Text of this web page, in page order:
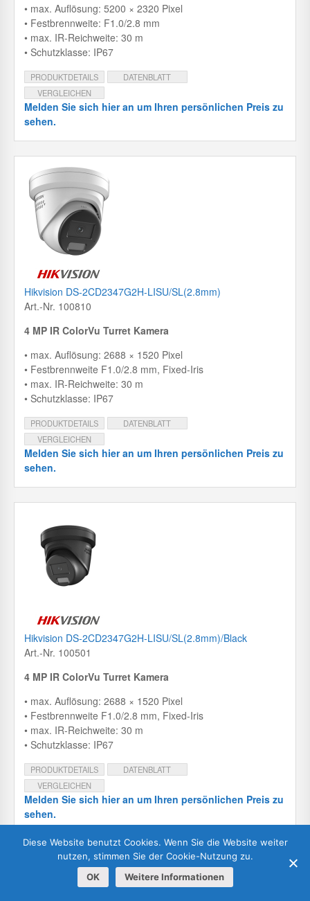
• max. Auflösung: 5200 × 2320 Pixel
• Festbrennweite: F1.0/2.8 mm
• max. IR-Reichweite: 30 m
• Schutzklasse: IP67
PRODUKTDETAILS
DATENBLATT
VERGLEICHEN
Melden Sie sich hier an um Ihren persönlichen Preis zu
sehen.
Hikvision DS-2CD2347G2H-LISU/SL(2.8mm)
Art.-Nr. 100810
4 MP IR ColorVu Turret Kamera
• max. Auflösung: 2688 × 1520 Pixel
• Festbrennweite F1.0/2.8 mm, Fixed-Iris
• max. IR-Reichweite: 30 m
• Schutzklasse: IP67
PRODUKTDETAILS
DATENBLATT
VERGLEICHEN
Melden Sie sich hier an um Ihren persönlichen Preis zu
sehen.
Hikvision DS-2CD2347G2H-LISU/SL(2.8mm)/Black
Art.-Nr. 100501
4 MP IR ColorVu Turret Kamera
• max. Auflösung: 2688 × 1520 Pixel
• Festbrennweite F1.0/2.8 mm, Fixed-Iris
• max. IR-Reichweite: 30 m
• Schutzklasse: IP67
PRODUKTDETAILS
DATENBLATT
VERGLEICHEN
Melden Sie sich hier an um Ihren persönlichen Preis zu
sehen.
Diese Website benutzt Cookies. Wenn Sie die Website weiter
nutzen, stimmen Sie der Cookie-Nutzung zu.
OK
Weitere Informationen